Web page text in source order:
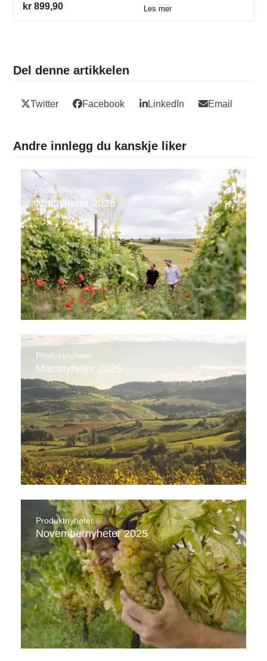
kr 899,90 Les mer
Del denne artikkelen
Twitter Facebook LinkedIn Email
Andre innlegg du kanskje liker
Produktnyheter
Mainyheter 2026
Produktnyheter
Marsnyheter 2026
Produktnyheter
Novembernyheter 2025